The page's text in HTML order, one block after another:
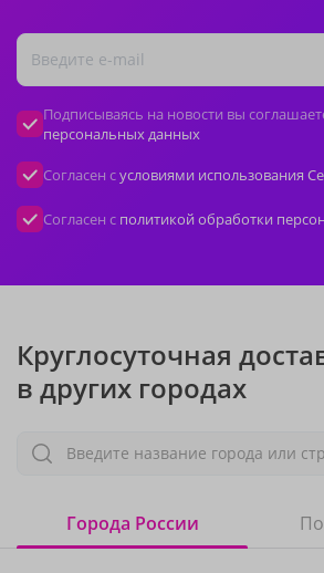
Подписываясь на новости вы
персональных данных
Согласен сусловиями использования
Согласен с политикой обработки
Круглосуточная
в других городах
Введите название города или
Города России